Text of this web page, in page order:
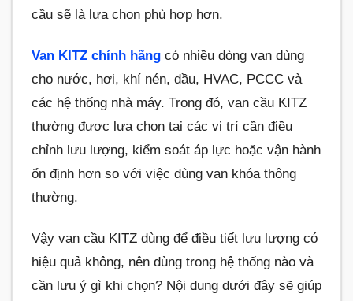
cầu sẽ là lựa chọn phù hợp hơn.
Van KITZ chính hãngcó nhiều dòng van dùng
cho nước, hơi, khí nén, dầu, HVAC, PCCC và
các hệ thống nhà máy. Trong đó, van cầu KITZ
thường được lựa chọn tại các vị trí cần điều
chỉnh lưu lượng, kiểm soát áp lực hoặc vận hành
ổn định hơn so với việc dùng van khóa thông
thường.
Vậy van cầu KITZ dùng để điều tiết lưu lượng có
hiệu quả không, nên dùng trong hệ thống nào và
cần lưu ý gì khi chọn? Nội dung dưới đây sẽ giúp